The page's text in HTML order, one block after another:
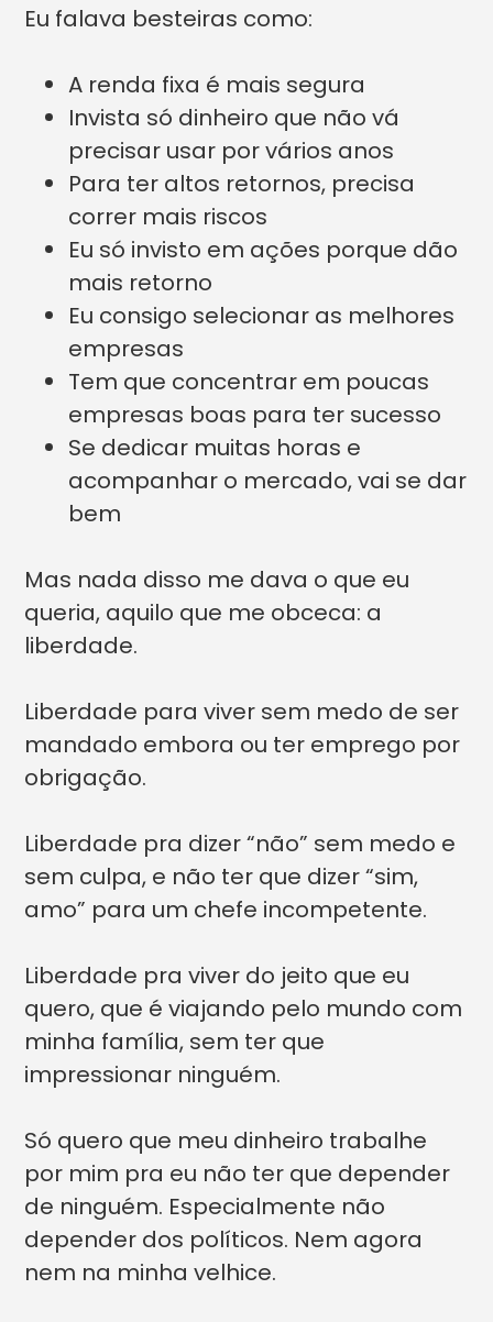
Eu falava besteiras como:
A renda fixa é mais segura
Invista só dinheiro que não vá
precisar usar por vários anos
Para ter altos retornos, precisa
correr mais riscos
Eu só invisto em ações porque dão
mais retorno
Eu consigo selecionar as melhores
empresas
Tem que concentrar em poucas
empresas boas para ter sucesso
Se dedicar muitas horas e
acompanhar o mercado, vai se dar
bem
Mas nada disso me dava o que eu
queria, aquilo que me obceca: a
liberdade.
Liberdade para viver sem medo de ser
mandado embora ou ter emprego por
obrigação.
Liberdade pra dizer “não” sem medo e
sem culpa, e não ter que dizer “sim,
amo” para um chefe incompetente.
Liberdade pra viver do jeito que eu
quero, que é viajando pelo mundo com
minha família, sem ter que
impressionar ninguém.
Só quero que meu dinheiro trabalhe
por mim pra eu não ter que depender
de ninguém. Especialmente não
depender dos políticos. Nem agora
nem na minha velhice.